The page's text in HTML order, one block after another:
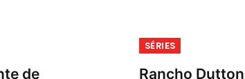
de
SÉRIES
Rancho